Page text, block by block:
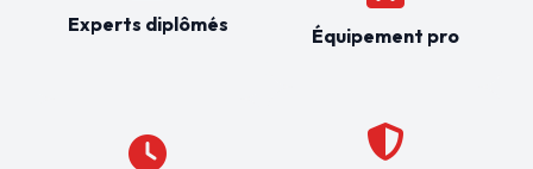
Experts diplômés Équipement pro